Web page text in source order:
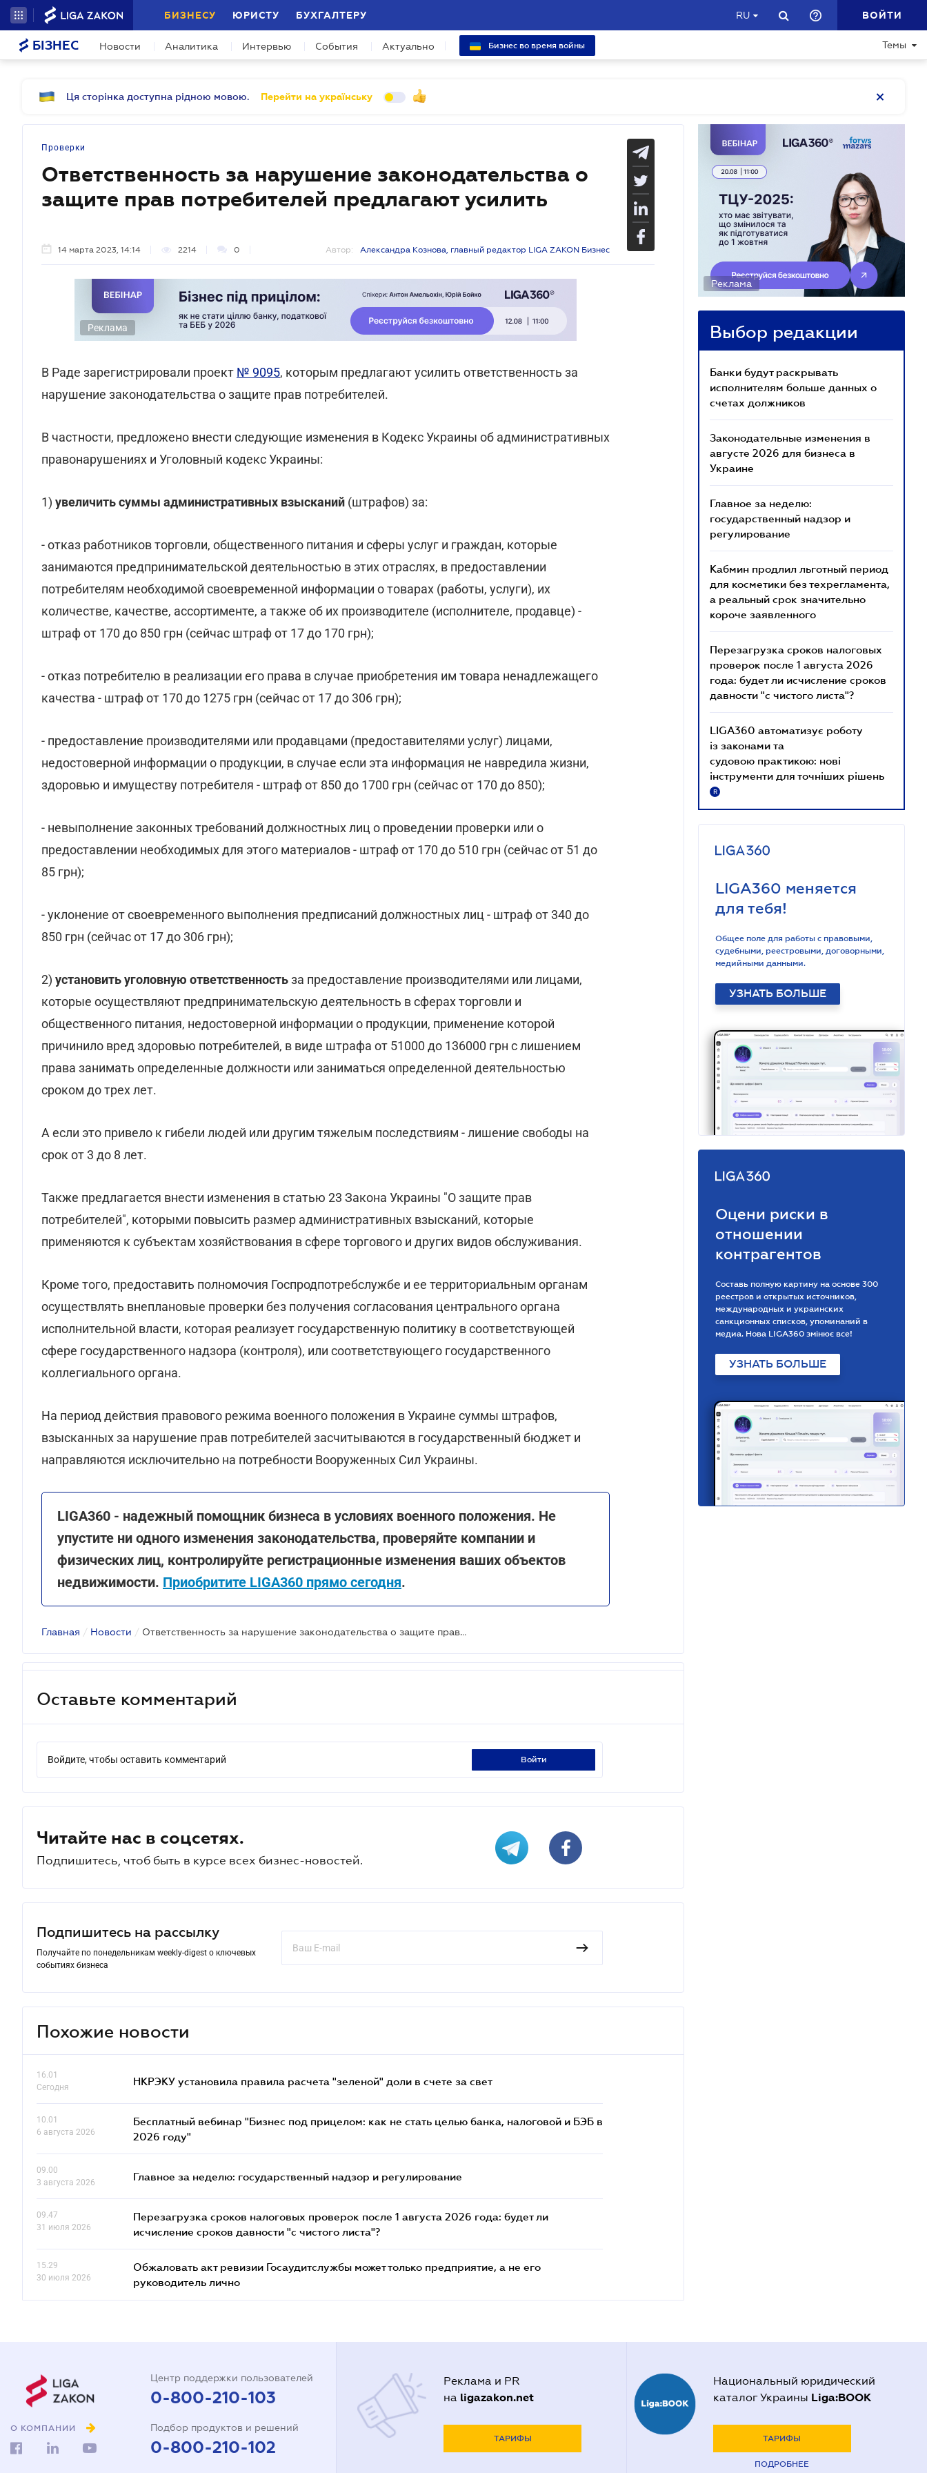
БИЗНЕСУ ЮРИСТУ БУХГАЛТЕРУ RU ВОЙТИ
БІЗНЕС Новости Аналитика Интервью События Актуально Бизнес во время войны Темы
Ця сторінка доступна рідною мовою. Перейти на українську
Проверки
Ответственность за нарушение законодательства о
защите прав потребителей предлагают усилить
14 марта 2023, 14:14 2214 0 Автор: Александра Кознова, главный редактор LIGA ZAKON Бизнес
Реклама
В Раде зарегистрировали проект № 9095, которым предлагают усилить ответственность за
нарушение законодательства о защите прав потребителей.
В частности, предложено внести следующие изменения в Кодекс Украины об административных
правонарушениях и Уголовный кодекс Украины:
1) увеличить суммы административных взысканий (штрафов) за:
- отказ работников торговли, общественного питания и сферы услуг и граждан, которые
занимаются предпринимательской деятельностью в этих отраслях, в предоставлении
потребителям необходимой своевременной информации о товарах (работы, услуги), их
количестве, качестве, ассортименте, а также об их производителе (исполнителе, продавце) -
штраф от 170 до 850 грн (сейчас штраф от 17 до 170 грн);
- отказ потребителю в реализации его права в случае приобретения им товара ненадлежащего
качества - штраф от 170 до 1275 грн (сейчас от 17 до 306 грн);
- предоставление производителями или продавцами (предоставителями услуг) лицами,
недостоверной информации о продукции, в случае если эта информация не навредила жизни,
здоровью и имуществу потребителя - штраф от 850 до 1700 грн (сейчас от 170 до 850);
- невыполнение законных требований должностных лиц о проведении проверки или о
предоставлении необходимых для этого материалов - штраф от 170 до 510 грн (сейчас от 51 до
85 грн);
- уклонение от своевременного выполнения предписаний должностных лиц - штраф от 340 до
850 грн (сейчас от 17 до 306 грн);
2) установить уголовную ответственностьза предоставление производителями или лицами,
которые осуществляют предпринимательскую деятельность в сферах торговли и
общественного питания, недостоверной информации о продукции, применение которой
причинило вред здоровью потребителей, в виде штрафа от 51000 до 136000 грн с лишением
права занимать определенные должности или заниматься определенной деятельностью
сроком до трех лет.
А если это привело к гибели людей или другим тяжелым последствиям - лишение свободы на
срок от 3 до 8 лет.
Также предлагается внести изменения в статью 23 Закона Украины "О защите прав
потребителей", которыми повысить размер административных взысканий, которые
применяются к субъектам хозяйствования в сфере торгового и других видов обслуживания.
Кроме того, предоставить полномочия Госпродпотребслужбе и ее территориальным органам
осуществлять внеплановые проверки без получения согласования центрального органа
исполнительной власти, которая реализует государственную политику в соответствующей
сфере государственного надзора (контроля), или соответствующего государственного
коллегиального органа.
На период действия правового режима военного положения в Украине суммы штрафов,
взысканных за нарушение прав потребителей засчитываются в государственный бюджет и
направляются исключительно на потребности Вооруженных Сил Украины.
LIGA360 - надежный помощник бизнеса в условиях военного положения. Не
упустите ни одного изменения законодательства, проверяйте компании и
физических лиц, контролируйте регистрационные изменения ваших объектов
недвижимости. Приобритите LIGA360 прямо сегодня.
Главная / Новости / Ответственность за нарушение законодательства о защите прав потребителей предлагают усилить
Оставьте комментарий
Войдите, чтобы оставить комментарий войти
Читайте нас в соцсетях.
Подпишитесь, чтоб быть в курсе всех бизнес-новостей.
Подпишитесь на рассылку
Получайте по понедельникам weekly-digest о ключевых
событиях бизнеса
Похожие новости
16.01
Сегодня
НКРЭКУ установила правила расчета "зеленой" доли в счете за свет
10.01
6 августа 2026
Бесплатный вебинар "Бизнес под прицелом: как не стать целью банка, налоговой и БЭБ в
2026 году"
09.00
3 августа 2026
Главное за неделю: государственный надзор и регулирование
09.47
31 июля 2026
Перезагрузка сроков налоговых проверок после 1 августа 2026 года: будет ли
исчисление сроков давности "с чистого листа"?
15.29
30 июля 2026
Обжаловать акт ревизии Госаудитслужбы может только предприятие, а не его
руководитель лично
Реклама
Выбор редакции
Банки будут раскрывать
исполнителям больше данных о
счетах должников
Законодательные изменения в
августе 2026 для бизнеса в
Украине
Главное за неделю:
государственный надзор и
регулирование
Кабмин продлил льготный период
для косметики без техрегламента,
а реальный срок значительно
короче заявленного
Перезагрузка сроков налоговых
проверок после 1 августа 2026
года: будет ли исчисление сроков
давности "с чистого листа"?
LIGA360 автоматизує роботу
із законами та
судовою практикою: нові
інструменти для точніших рішень
R
LIGA360 меняется
для тебя!
Общее поле для работы с правовыми,
судебными, реестровыми, договорными,
медийными данными.
УЗНАТЬ БОЛЬШЕ
Оцени риски в
отношении
контрагентов
Составь полную картину на основе 300
реестров и открытых источников,
международных и украинских
санкционных списков, упоминаний в
медиа. Нова LIGA360 змінює все!
УЗНАТЬ БОЛЬШЕ
О КОМПАНИИ
Центр поддержки пользователей
0-800-210-103
Подбор продуктов и решений
0-800-210-102
Реклама и PR
на ligazakon.net
ТАРИФЫ
Национальный юридический
каталог Украины Liga:BOOK
ТАРИФЫ
ПОДРОБНЕЕ